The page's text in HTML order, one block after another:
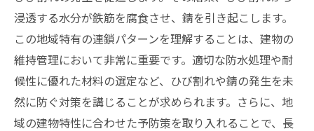
浸透する水分が鉄筋を腐食させ、錆を引き起こします。
この地域特有の連鎖パターンを理解することは、建物の
維持管理において非常に重要です。適切な防水処理や耐
候性に優れた材料の選定など、ひび割れや錆の発生を未
然に防ぐ対策を講じることが求められます。さらに、地
域の建物特性に合わせた予防策を取り入れることで、長